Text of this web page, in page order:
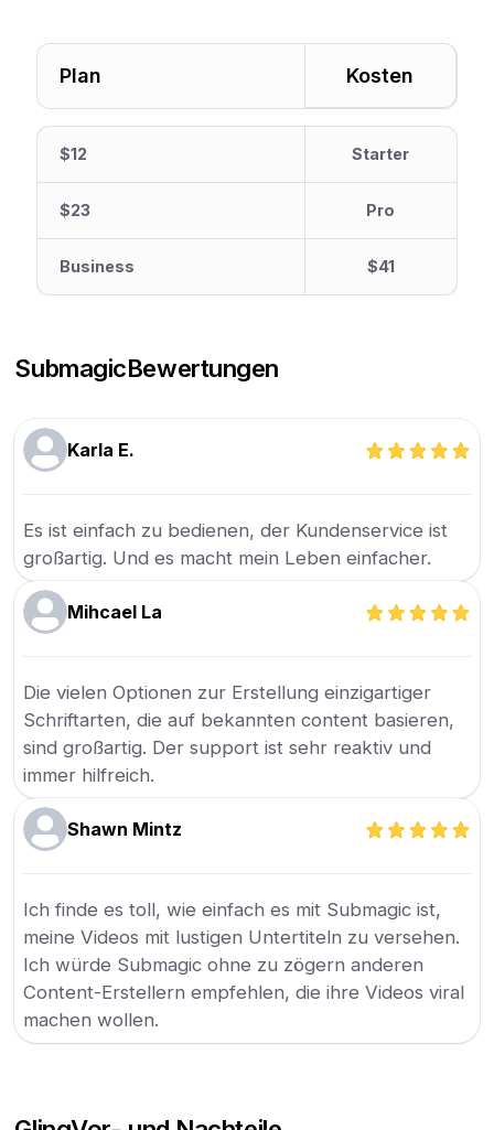
Plan Kosten
$12 Starter
$23 Pro
Business $41
SubmagicBewertungen
Karla E.
Es ist einfach zu bedienen, der Kundenservice ist
großartig. Und es macht mein Leben einfacher.
Mihcael La
Die vielen Optionen zur Erstellung einzigartiger
Schriftarten, die auf bekannten content basieren,
sind großartig. Der support ist sehr reaktiv und
immer hilfreich.
Shawn Mintz
Ich finde es toll, wie einfach es mit Submagic ist,
meine Videos mit lustigen Untertiteln zu versehen.
Ich würde Submagic ohne zu zögern anderen
Content-Erstellern empfehlen, die ihre Videos viral
machen wollen.